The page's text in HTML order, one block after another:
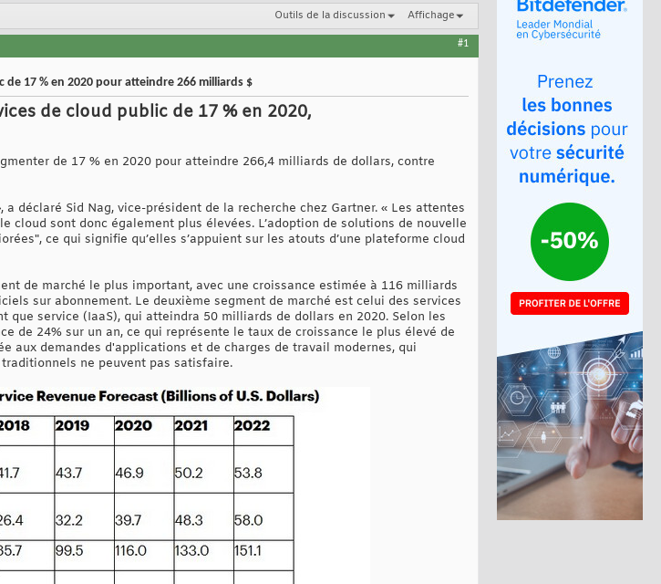
Outils de la discussion Affichage
#1
17 % en 2020 pour atteindre 266 milliards $
de cloud public de 17 % en 2020,
de 17 % en 2020 pour atteindre 266,4 milliards de dollars, contre
a déclaré Sid Nag, vice-président de la recherche chez Gartner. « Les attentes
cloud sont donc également plus élevées. L’adoption de solutions de nouvelle
ce qui signifie qu’elles s’appuient sur les atouts d’une plateforme cloud
de marché le plus important, avec une croissance estimée à 116 milliards
sur abonnement. Le deuxième segment de marché est celui des services
service (IaaS), qui atteindra 50 milliards de dollars en 2020. Selon les
de 24% sur un an, ce qui représente le taux de croissance le plus élevé de
aux demandes d'applications et de charges de travail modernes, qui
ne peuvent pas satisfaire.